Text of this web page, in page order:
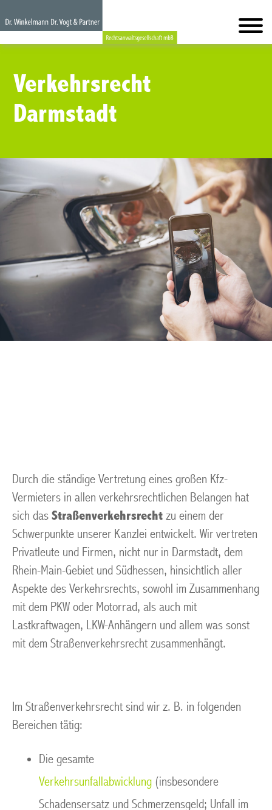
Verkehrsrecht
Darmstadt
Durch die ständige Vertretung eines großen Kfz-
Vermieters in allen verkehrsrechtlichen Belangen hat
sich das Straßenverkehrsrecht zu einem der
Schwerpunkte unserer Kanzlei entwickelt. Wir vertreten
Privatleute und Firmen, nicht nur in Darmstadt, dem
Rhein-Main-Gebiet und Südhessen, hinsichtlich aller
Aspekte des Verkehrsrechts, sowohl im Zusammenhang
mit dem PKW oder Motorrad, als auch mit
Lastkraftwagen, LKW-Anhängern und allem was sonst
mit dem Straßenverkehrsrecht zusammenhängt.
Im Straßenverkehrsrecht sind wir z. B. in folgenden
Bereichen tätig:
Die gesamte
Verkehrsunfallabwicklung (insbesondere
Schadensersatz und Schmerzensgeld; Unfall im